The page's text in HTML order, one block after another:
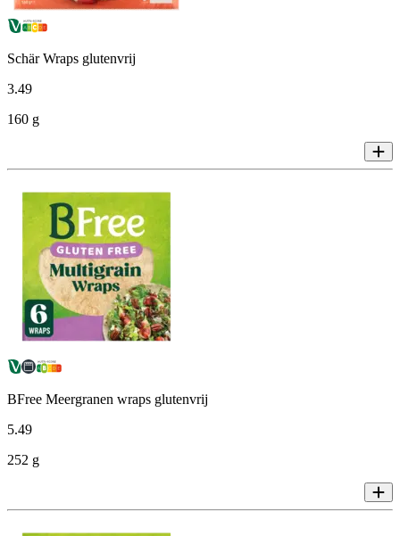
Schär Wraps glutenvrij
3.49
160 g
BFree Meergranen wraps glutenvrij
5.49
252 g